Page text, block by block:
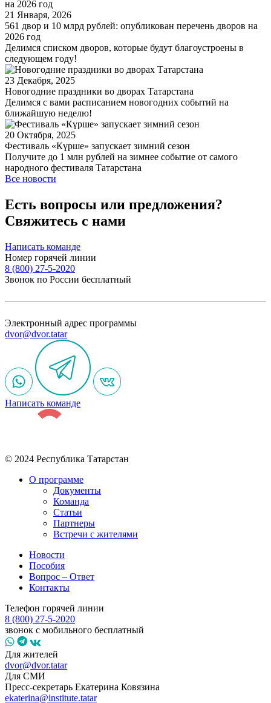
21 Января, 2026
561 двор и 10 млрд рублей: опубликован перечень дворов на
2026 год
Делимся списком дворов, которые будут благоустроены в
следующем году!
23 Декабря, 2025
Новогодние праздники во дворах Татарстана
Делимся с вами расписанием новогодних событий на
ближайшую неделю!
20 Октября, 2025
Фестиваль «Күрше» запускает зимний сезон
Получите до 1 млн рублей на зимнее событие от самого
народного фестиваля Татарстана
Все новости
Есть вопросы или предложения?
Свяжитесь с нами
Написать команде
Номер горячей линии
8 (800) 27-5-2020
Звонок по России бесплатный
Электронный адрес программы
dvor@dvor.tatar
Написать команде
© 2024 Республика Татарстан
О программе
Документы
Команда
Статьи
Партнеры
Встречи с жителями
Новости
Пособия
Вопрос – Ответ
Контакты
Телефон горячей линии
8 (800) 27-5-2020
звонок с мобильного бесплатный
Для жителей
dvor@dvor.tatar
Для СМИ
Пресс-секретарь Екатерина Ковязина
ekaterina@institute.tatar